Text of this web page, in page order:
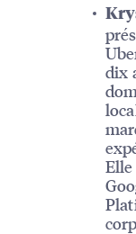
dix